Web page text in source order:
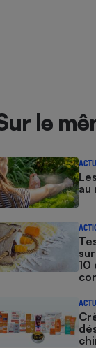
le
au
10